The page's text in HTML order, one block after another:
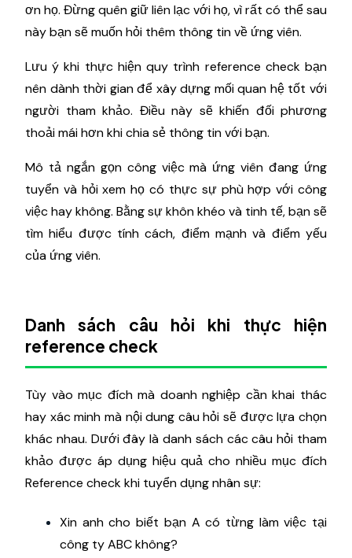
ơn họ. Đừng quên giữ liên lạc với họ, vì rất có thể sau
này bạn sẽ muốn hỏi thêm thông tin về ứng viên.
Lưu ý khi thực hiện quy trình reference check bạn
nên dành thời gian để xây dựng mối quan hệ tốt với
người tham khảo. Điều này sẽ khiến đối phương
thoải mái hơn khi chia sẻ thông tin với bạn.
Mô tả ngắn gọn công việc mà ứng viên đang ứng
tuyển và hỏi xem họ có thực sự phù hợp với công
việc hay không. Bằng sự khôn khéo và tinh tế, bạn sẽ
tìm hiểu được tính cách, điểm mạnh và điểm yếu
của ứng viên.
Danh sách câu hỏi khi thực hiện
reference check
Tùy vào mục đích mà doanh nghiệp cần khai thác
hay xác minh mà nội dung câu hỏi sẽ được lựa chọn
khác nhau. Dưới đây là danh sách các câu hỏi tham
khảo được áp dụng hiệu quả cho nhiều mục đích
Reference check khi tuyển dụng nhân sự:
Xin anh cho biết bạn A có từng làm việc tại
công ty ABC không?